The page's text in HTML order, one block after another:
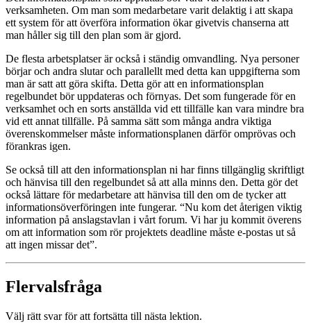
verksamheten. Om man som medarbetare varit delaktig i att skapa
ett system för att överföra information ökar givetvis chanserna att
man håller sig till den plan som är gjord.
De flesta arbetsplatser är också i ständig omvandling. Nya personer
börjar och andra slutar och parallellt med detta kan uppgifterna som
man är satt att göra skifta. Detta gör att en informationsplan
regelbundet bör uppdateras och förnyas. Det som fungerade för en
verksamhet och en sorts anställda vid ett tillfälle kan vara mindre bra
vid ett annat tillfälle. På samma sätt som många andra viktiga
överenskommelser måste informationsplanen därför omprövas och
förankras igen.
Se också till att den informationsplan ni har finns tillgänglig skriftligt
och hänvisa till den regelbundet så att alla minns den. Detta gör det
också lättare för medarbetare att hänvisa till den om de tycker att
informationsöverföringen inte fungerar. “Nu kom det återigen viktig
information på anslagstavlan i vårt forum. Vi har ju kommit överens
om att information som rör projektets deadline måste e-postas ut så
att ingen missar det”.
Flervalsfråga
Välj rätt svar för att fortsätta till nästa lektion.